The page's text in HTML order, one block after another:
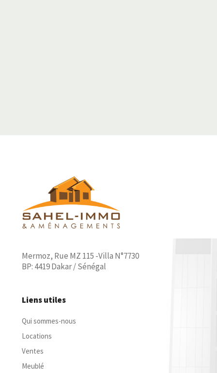
Mermoz, Rue MZ 115 -Villa N°7730
BP: 4419 Dakar / Sénégal
Liens utiles
Qui sommes-nous
Locations
Ventes
Meublé